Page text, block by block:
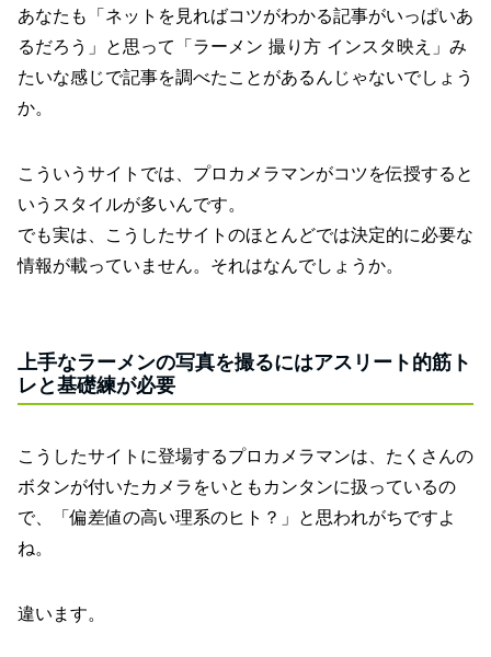
あなたも「ネットを見ればコツがわかる記事がいっぱいあ
るだろう」と思って「ラーメン 撮り方 インスタ映え」み
たいな感じで記事を調べたことがあるんじゃないでしょう
か。
こういうサイトでは、プロカメラマンがコツを伝授すると
いうスタイルが多いんです。
でも実は、こうしたサイトのほとんどでは決定的に必要な
情報が載っていません。それはなんでしょうか。
上手なラーメンの写真を撮るにはアスリート的筋ト
レと基礎練が必要
こうしたサイトに登場するプロカメラマンは、たくさんの
ボタンが付いたカメラをいともカンタンに扱っているの
で、「偏差値の高い理系のヒト？」と思われがちですよ
ね。
違います。